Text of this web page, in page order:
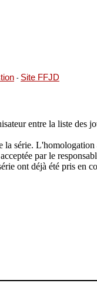
- Site FFJD
entre la liste des
la série. L'homologation
par le
ont déjà été pris en